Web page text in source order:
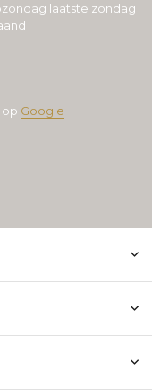
laatste zondag
op Google